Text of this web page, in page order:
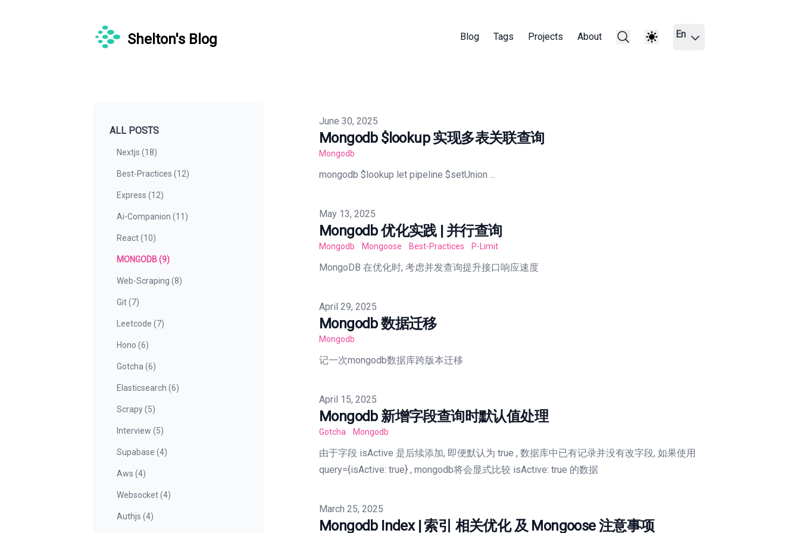
Shelton's Blog Blog Tags Projects About En
ALL POSTS
Nextjs (18)
Best-Practices (12)
Express (12)
Ai-Companion (11)
React (10)
MONGODB (9)
Web-Scraping (8)
Git (7)
Leetcode (7)
Hono (6)
Gotcha (6)
Elasticsearch (6)
Scrapy (5)
Interview (5)
Supabase (4)
Aws (4)
Websocket (4)
Authjs (4)
Published on
June 30, 2025
Mongodb $lookup 实现多表关联查询
Mongodb
mongodb $lookup let pipeline $setUnion ...
Published on
May 13, 2025
Mongodb 优化实践 | 并行查询
Mongodb Mongoose Best-Practices P-Limit
MongoDB 在优化时, 考虑并发查询提升接口响应速度
Published on
April 29, 2025
Mongodb 数据迁移
Mongodb
记一次mongodb数据库跨版本迁移
Published on
April 15, 2025
Mongodb 新增字段查询时默认值处理
Gotcha Mongodb
由于字段 isActive 是后续添加, 即便默认为 true , 数据库中已有记录并没有改字段, 如果使用
query={isActive: true} , mongodb将会显式比较 isActive: true 的数据
Published on
March 25, 2025
Mongodb Index | 索引 相关优化 及 Mongoose 注意事项